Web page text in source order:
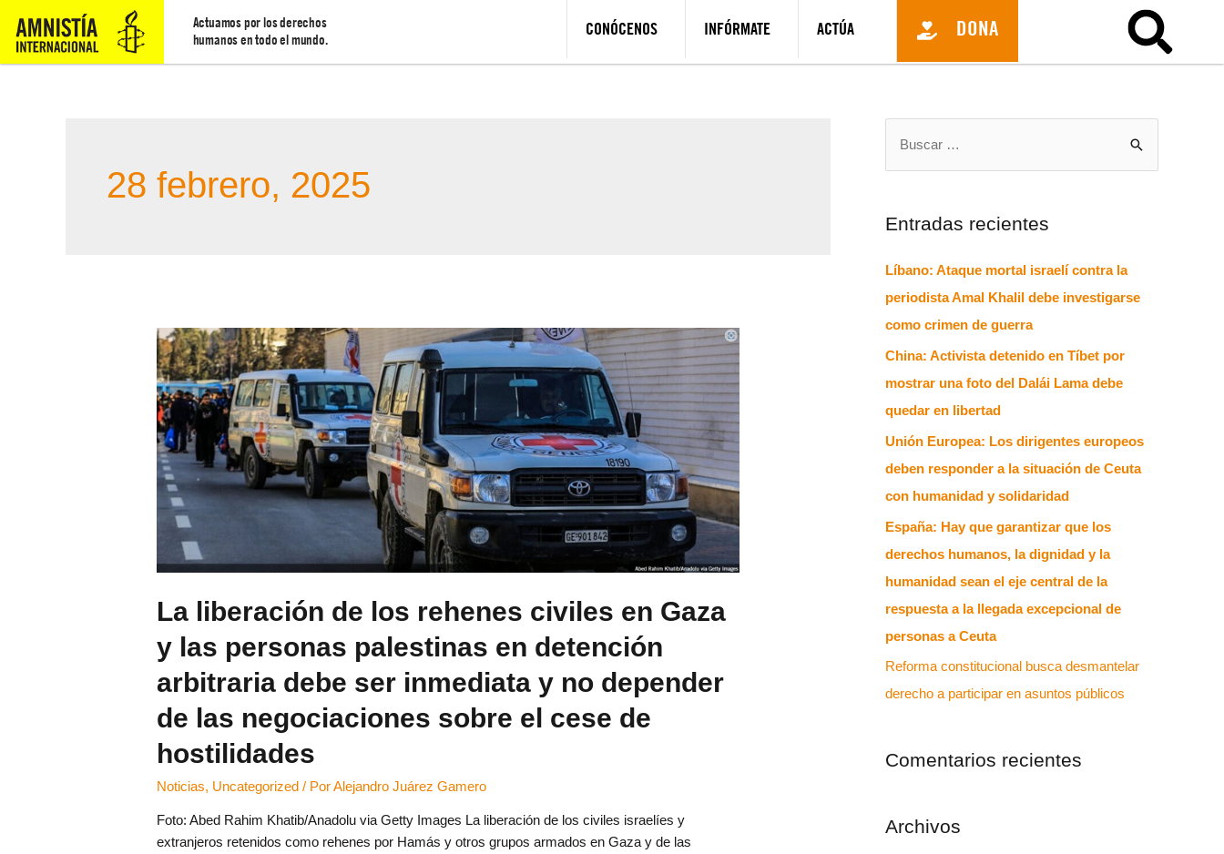
Actuamos por los derechos
humanos en todo el mundo.
CONÓCENOS INFÓRMATE ACTÚA DONA
28 febrero, 2025
La liberación de los rehenes civiles en Gaza
y las personas palestinas en detención
arbitraria debe ser inmediata y no depender
de las negociaciones sobre el cese de
hostilidades
Noticias, Uncategorized / PorAlejandro Juárez Gamero
Foto: Abed Rahim Khatib/Anadolu via Getty Images La liberación de los civiles israelíes y
extranjeros retenidos como rehenes por Hamás y otros grupos armados en Gaza y de las
Entradas recientes
Líbano: Ataque mortal israelí contra la
periodista Amal Khalil debe investigarse
como crimen de guerra
China: Activista detenido en Tíbet por
mostrar una foto del Dalái Lama debe
quedar en libertad
Unión Europea: Los dirigentes europeos
deben responder a la situación de Ceuta
con humanidad y solidaridad
España: Hay que garantizar que los
derechos humanos, la dignidad y la
humanidad sean el eje central de la
respuesta a la llegada excepcional de
personas a Ceuta
Reforma constitucional busca desmantelar
derecho a participar en asuntos públicos
Comentarios recientes
Archivos